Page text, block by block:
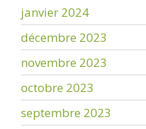
janvier 2024
décembre 2023
novembre 2023
octobre 2023
septembre 2023